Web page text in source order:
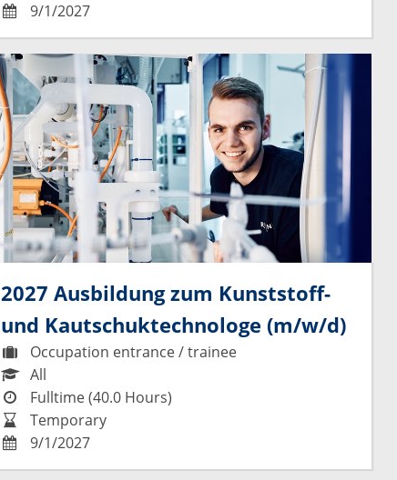
9/1/2027
2027 Ausbildung zum Kunststoff-
und Kautschuktechnologe (m/w/d)
Occupation entrance / trainee
All
Fulltime (40.0 Hours)
Temporary
9/1/2027